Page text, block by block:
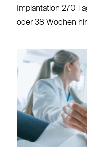
Implantation 270
oder 38 Wochen